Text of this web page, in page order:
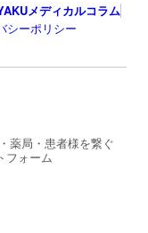
メディカルコラム
シーポリシー
薬局・患者様を繋ぐ
フォーム